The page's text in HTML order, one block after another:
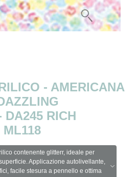
- AMERICANA
DA245 RICH
ML118
contenente glitterr, ideale per
Applicazione autolivellante,
facile stesura a pennello e ottima